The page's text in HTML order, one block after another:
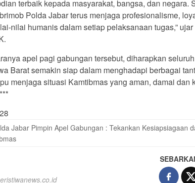
terbaik kepada masyarakat, bangsa, dan negara.
Polda Jabar terus menjaga profesionalisme,
nilai humanis dalam setiap pelaksanaan tugas,”
apel pagi gabungan tersebut, diharapkan
Barat semakin siap dalam menghadapi berbagai
menjaga situasi Kamtibmas yang aman, damai dan
Jabar Pimpin Apel Gabungan : Tekankan Kesiapsiagaan